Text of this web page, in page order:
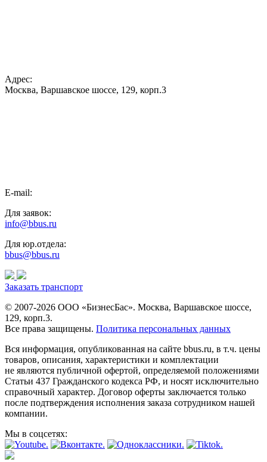
Адрес:
Москва, Варшавское шоссе, 129, корп.3
E-mail:
Для заявок:
info@bbus.ru
Для юр.отдела:
bbus@bbus.ru
Заказать транспорт
© 2007-2026 ООО «БизнесБас». Москва, Варшавское шоссе,
129, корп.3.
Все права защищены. Политика персональных данных
Вся информация, опубликованная на сайте bbus.ru, в т.ч. цены
товаров, описания, характеристики и комплектации
не являются публичной офертой, определяемой положениями
Статьи 437 Гражданского кодекса РФ, и носят исключительно
справочный характер. Договор оферты заключается только
после подтверждения исполнения заказа сотрудником нашей
компании.
Мы в соцсетях: